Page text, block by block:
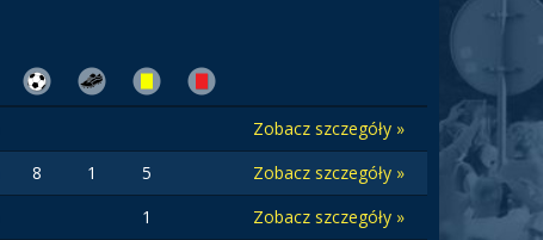
Zobacz szczegóły »
8 1 5
Zobacz szczegóły »
1
Zobacz szczegóły »